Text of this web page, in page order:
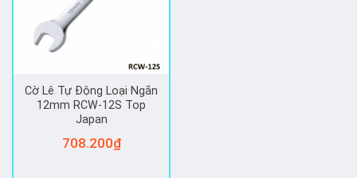
Cờ Lê Tự Động Loại Ngắn
12mm RCW-12S Top
Japan
708.200₫